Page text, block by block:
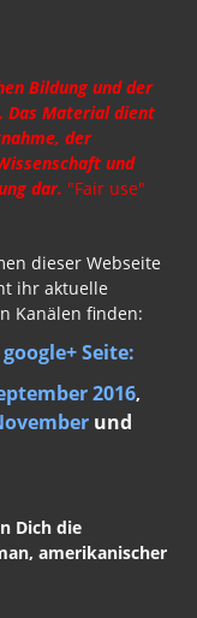
Bildung und der
Das Material dient
der
und
dar. "Fair use"
dieser Webseite
ihr aktuelle
Kanälen finden:
Seite:
2016,
und
Dich die
amerikanischer